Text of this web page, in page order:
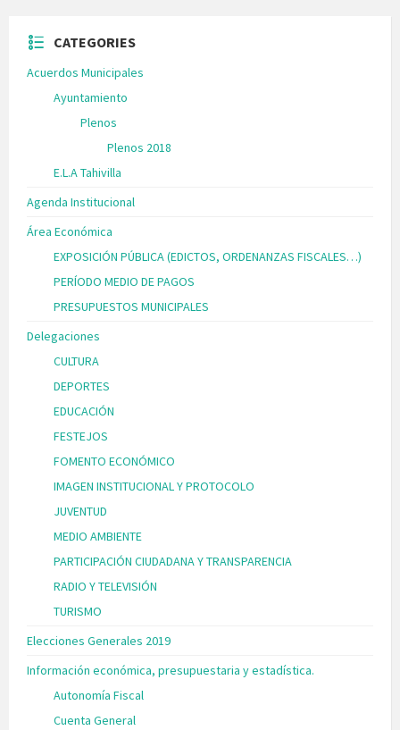
CATEGORIES
Acuerdos Municipales
Ayuntamiento
Plenos
Plenos 2018
E.L.A Tahivilla
Agenda Institucional
Área Económica
EXPOSICIÓN PÚBLICA (EDICTOS, ORDENANZAS FISCALES…)
PERÍODO MEDIO DE PAGOS
PRESUPUESTOS MUNICIPALES
Delegaciones
CULTURA
DEPORTES
EDUCACIÓN
FESTEJOS
FOMENTO ECONÓMICO
IMAGEN INSTITUCIONAL Y PROTOCOLO
JUVENTUD
MEDIO AMBIENTE
PARTICIPACIÓN CIUDADANA Y TRANSPARENCIA
RADIO Y TELEVISIÓN
TURISMO
Elecciones Generales 2019
Información económica, presupuestaria y estadística.
Autonomía Fiscal
Cuenta General